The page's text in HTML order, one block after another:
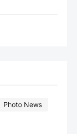
Photo News